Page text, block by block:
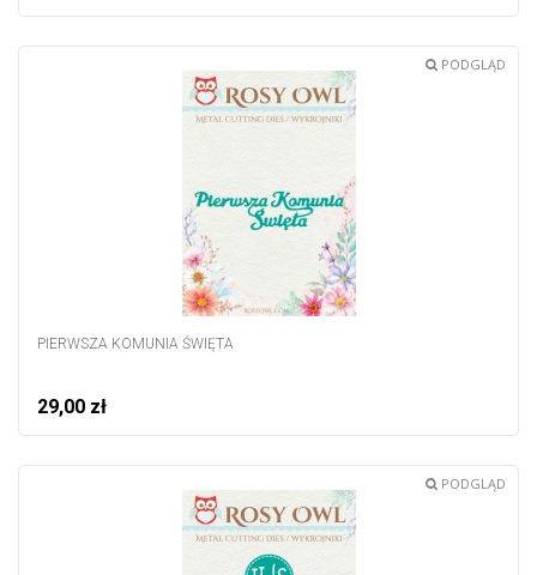
PODGLĄD
PIERWSZA KOMUNIA ŚWIĘTA
29,00 zł
PODGLĄD